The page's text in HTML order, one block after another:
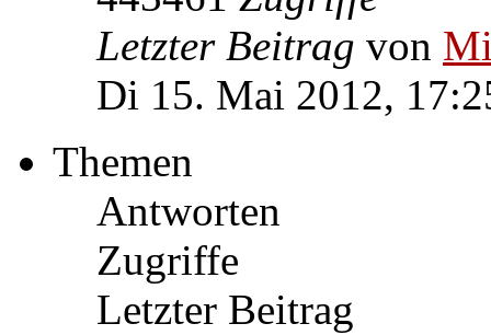
Letzter Beitrag von
Di 15. Mai 2012,
Themen
Antworten
Zugriffe
Letzter Beitrag